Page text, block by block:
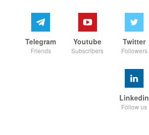
Twitter
Followers
Youtube
Subscribers
Telegram
Friends
Linkedin
Follow us